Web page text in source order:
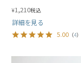
¥1,210税込
詳細を見る
5.00 （4）